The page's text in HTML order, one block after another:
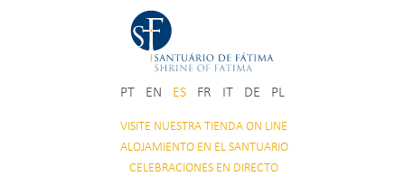
PT EN ES FR IT DE PL
VISITE NUESTRATIENDA ON LINE
ALOJAMIENTO EN EL SANTUARIO
CELEBRACIONES EN DIRECTO